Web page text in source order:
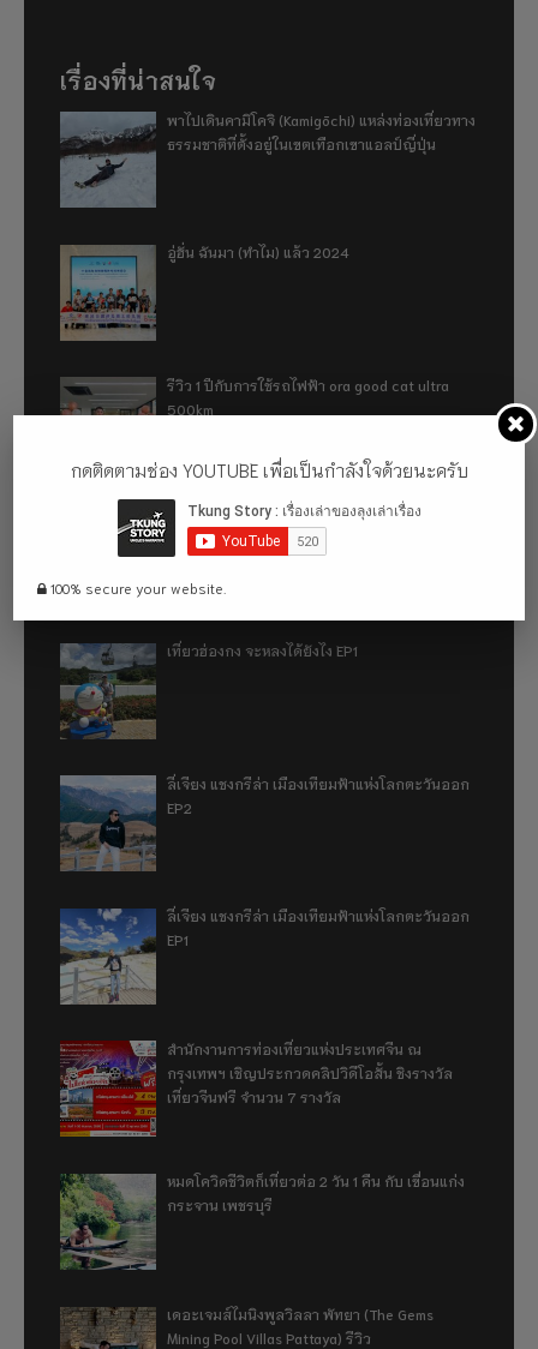
เรื่องที่น่าสนใจ
พาไปเดินคามิโคจิ (Kamigōchi) แหล่งท่องเที่ยวทาง
ธรรมชาติที่ตั้งอยู่ในเขตเทือกเขาแอลป์ญี่ปุ่น
อู่ฮั่น ฉันมา (ทำไม) แล้ว 2024
รีวิว 1 ปีกับการใช้รถไฟฟ้า ora good cat ultra
500km
เที่ยวฮ่องกง จะหลงได้ยังไง EP2
เที่ยวฮ่องกง จะหลงได้ยังไง EP1
ลี่เจียง แชงกรีล่า เมืองเทียมฟ้าแห่งโลกตะวันออก
EP2
ลี่เจียง แชงกรีล่า เมืองเทียมฟ้าแห่งโลกตะวันออก
EP1
สำนักงานการท่องเที่ยวแห่งประเทศจีน ณ
กรุงเทพฯ เชิญประกวดคลิปวิดีโอสั้น ชิงรางวัล
เที่ยวจีนฟรี จำนวน 7 รางวัล
หมดโควิดชีวิตก็เที่ยวต่อ 2 วัน 1 คืน กับ เขื่อนแก่ง
กระจาน เพชรบุรี
เดอะเจมส์ไมนิงพูลวิลลา พัทยา (The Gems
Mining Pool Villas Pattaya) รีวิว
กดติดตามช่อง YOUTUBE เพื่อเป็นกำลังใจด้วยนะครับ
100% secure your website.